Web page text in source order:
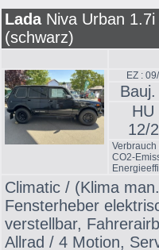
LadaNiva Urban 1.7i
(schwarz)
EZ :
HU
12/
CO2-
Climatic / (Klima
Fensterheber
verstellbar,
Allrad / 4 Motion,